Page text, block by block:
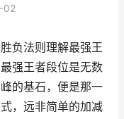
02
负法则理解最强王
强王者段位是无数
的基石，便是那一
，远非简单的加减